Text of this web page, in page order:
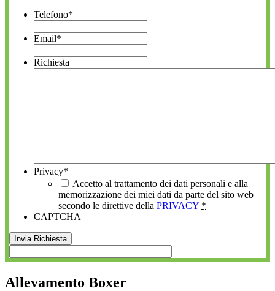
Telefono*
Email*
Richiesta
Privacy*
Accetto al trattamento dei dati personali e alla
memorizzazione dei miei dati da parte del sito web
secondo le direttive della PRIVACY *
CAPTCHA
Allevamento Boxer